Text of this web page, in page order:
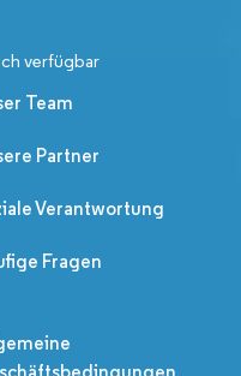
verfügbar
Team
Partner
Verantwortung
Fragen